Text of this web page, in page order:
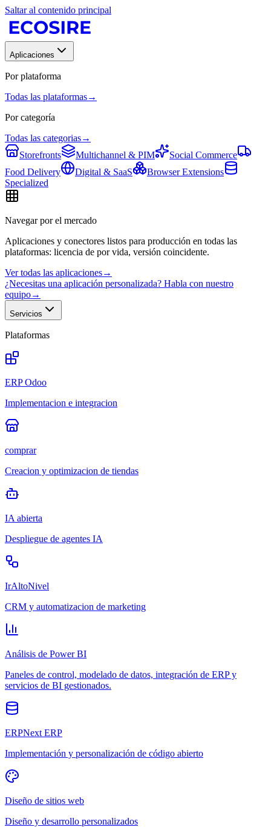
Saltar al contenido principal
Aplicaciones
Por plataforma
Todas las plataformas→
Por categoría
Todas las categorias→
Storefronts
Multichannel & PIM
Social Commerce
Food Delivery
Digital & SaaS
Browser Extensions
Specialized
Navegar por el mercado
Aplicaciones y conectores listos para producción en todas las
plataformas: licencia de por vida, versión coincidente.
Ver todas las aplicaciones→
¿Necesitas una aplicación personalizada? Habla con nuestro
equipo→
Servicios
Plataformas
ERP Odoo
Implementacion e integracion
comprar
Creacion y optimizacion de tiendas
IA abierta
Despliegue de agentes IA
IrAltoNivel
CRM y automatizacion de marketing
Análisis de Power BI
Paneles de control, modelado de datos, integración de ERP y
servicios de BI gestionados.
ERPNext ERP
Implementación y personalización de código abierto
Diseño de sitios web
Diseño y desarrollo personalizados